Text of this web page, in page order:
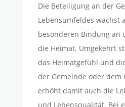
Die Beteiligung an der
Lebensumfeldes wächst
besonderen Bindung an
die Heimat. Umgekehrt
das Heimatgefühl und
der Gemeinde oder dem
erhöht damit auch die
und Lebensqualität. Bei